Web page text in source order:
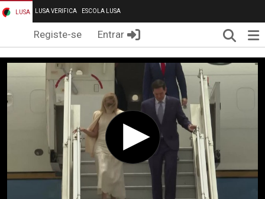
LUSA LUSA VERIFICA ESCOLA LUSA
Registe-se Entrar